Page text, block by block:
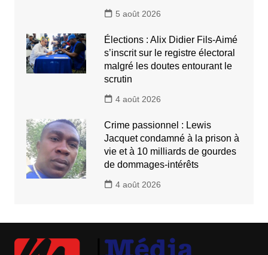
5 août 2026
Élections : Alix Didier Fils-Aimé
s’inscrit sur le registre électoral
malgré les doutes entourant le
scrutin
4 août 2026
Crime passionnel : Lewis
Jacquet condamné à la prison à
vie et à 10 milliards de gourdes
de dommages-intérêts
4 août 2026